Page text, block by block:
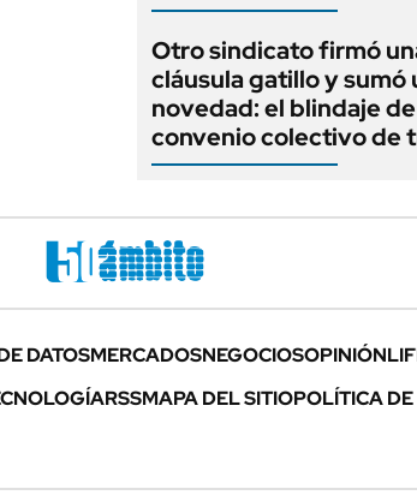
Otro sindicato firmó
cláusula gatillo y sumó
novedad: el blindaje
convenio colectivo de
DATOSMERCADOSNEGOCIOSOPINIÓN
RSSMAPA DEL SITIOPOLÍTICA